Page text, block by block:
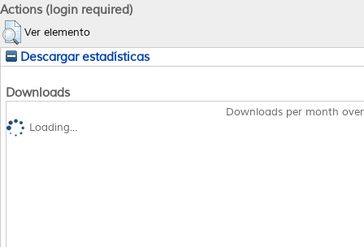
Actions (login required)
Ver elemento
Descargar estadísticas
Downloads
Downloads per month
Loading...